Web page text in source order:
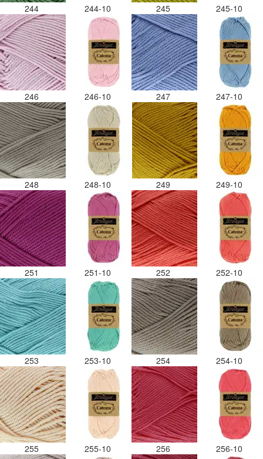
244 244-10 245 245-10
246 246-10 247 247-10
248 248-10 249 249-10
251 251-10 252 252-10
253 253-10 254 254-10
255 255-10 256 256-10